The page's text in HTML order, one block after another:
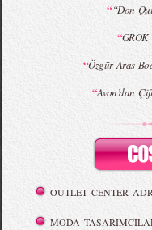
““Don
“GROK
“Özgür Aras
“Avon’dan
OUTLET CENTER
MODA